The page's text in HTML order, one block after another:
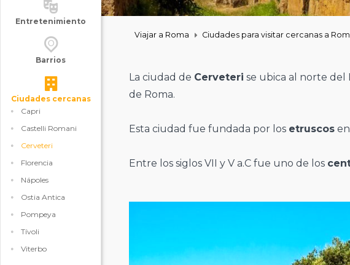
Entretenimiento
Barrios
Ciudades cercanas
Capri
Castelli Romani
Cerveteri
Florencia
Nápoles
Ostia Antica
Pompeya
Tívoli
Viterbo
Viajar a Roma Ciudades para visitar cercanas a
La ciudad de Cerveteri se ubica al norte del
de Roma.
Esta ciudad fue fundada por los etruscos en
Entre los siglos VII y V a.C fue uno de los